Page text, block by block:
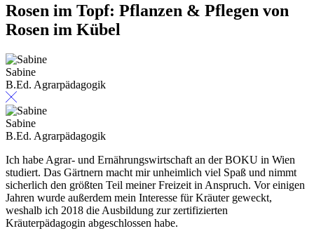
Rosen im Topf: Pflanzen & Pflegen von
Rosen im Kübel
Sabine
B.Ed. Agrarpädagogik
Sabine
B.Ed. Agrarpädagogik
Ich habe Agrar- und Ernährungswirtschaft an der BOKU in Wien
studiert. Das Gärtnern macht mir unheimlich viel Spaß und nimmt
sicherlich den größten Teil meiner Freizeit in Anspruch. Vor einigen
Jahren wurde außerdem mein Interesse für Kräuter geweckt,
weshalb ich 2018 die Ausbildung zur zertifizierten
Kräuterpädagogin abgeschlossen habe.